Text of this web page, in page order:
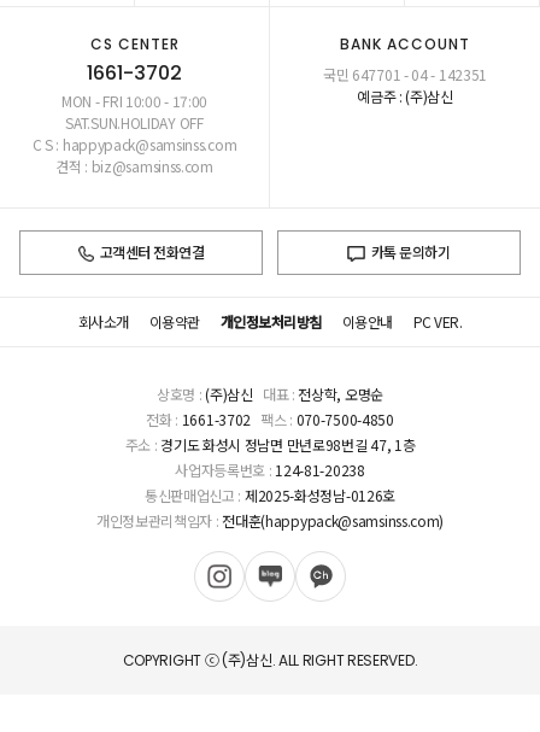
CS CENTER
1661-3702
MON - FRI 10:00 - 17:00
SAT.SUN.HOLIDAY OFF
C S : happypack@samsinss.com
견적 : biz@samsinss.com
BANK ACCOUNT
국민 647701 - 04 - 142351
예금주 : (주)삼신
고객센터 전화연결 카톡 문의하기
회사소개 이용약관 개인정보처리방침 이용안내 PC VER.
상호명 :(주)삼신 대표 : 전상학, 오명순
전화 : 1661-3702 팩스 : 070-7500-4850
주소 : 경기도 화성시 정남면 만년로98번길 47, 1층
사업자등록번호 : 124-81-20238
통신판매업신고 : 제2025-화성정남-0126호
개인정보관리책임자 : 전대훈(happypack@samsinss.com)
COPYRIGHT ⓒ (주)삼신. ALL RIGHT RESERVED.